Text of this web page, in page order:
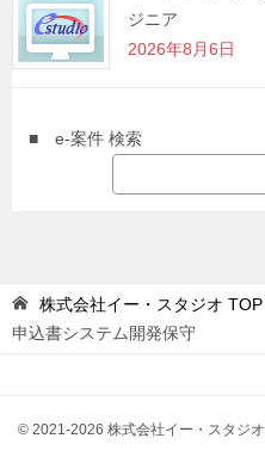
ジニア
2026年8月6日
■ e-案件 検索
株式会社イー・スタジオ TOP
申込書システム開発保守
© 2021-2026 株式会社イー・スタジオ